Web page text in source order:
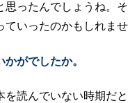
思ったんでしょうね。
いったのかもしれませ
がでしたか。
を読んでいない時期だ